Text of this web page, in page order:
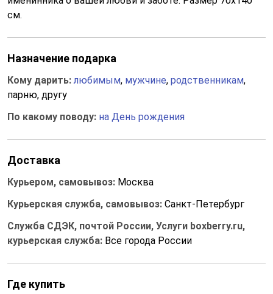
см.
Назначение подарка
Кому дарить:любимым, мужчине, родственникам,
парню, другу
По какому поводу: на День рождения
Доставка
Курьером, самовывоз: Москва
Курьерская служба, самовывоз: Санкт-Петербург
Служба СДЭК, почтой России, Услуги boxberry.ru,
курьерская служба: Все города России
Где купить